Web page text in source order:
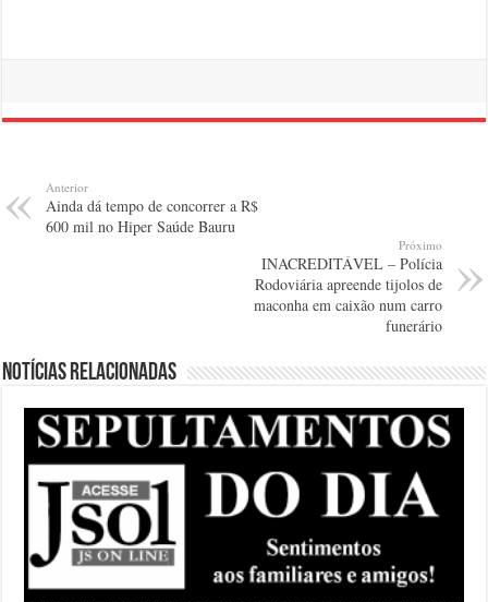
Anterior
Ainda dá tempo de concorrer a R$
600 mil no Hiper Saúde Bauru
Próximo
INACREDITÁVEL – Polícia
Rodoviária apreende tijolos de
maconha em caixão num carro
funerário
Notícias relacionadas